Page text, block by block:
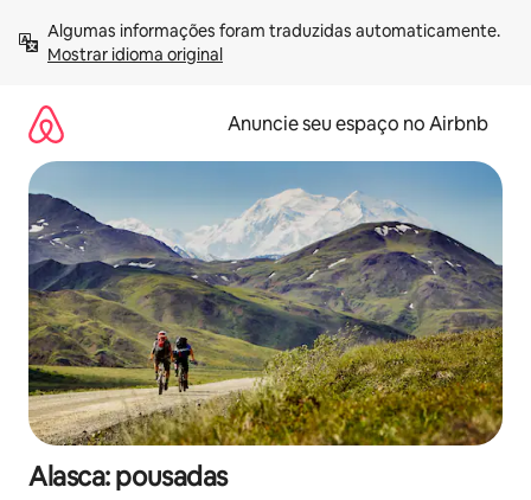
para
Mostrar idioma original
Anuncie seu espaço no Airbnb
Alasca: pousadas